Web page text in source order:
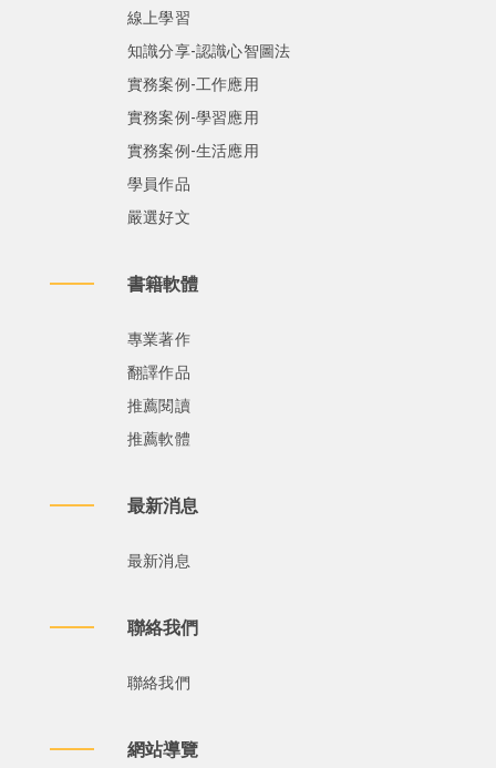
線上學習
知識分享-認識心智圖法
實務案例-工作應用
實務案例-學習應用
實務案例-生活應用
學員作品
嚴選好文
書籍軟體
專業著作
翻譯作品
推薦閱讀
推薦軟體
最新消息
最新消息
聯絡我們
聯絡我們
網站導覽